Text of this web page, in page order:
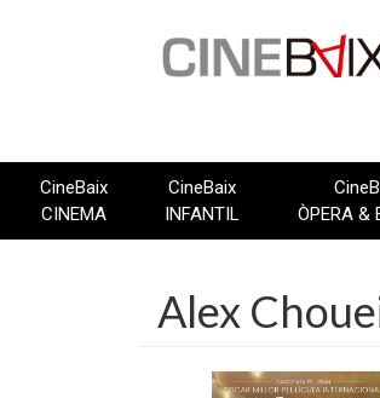
CineBaix
CINEMA
CineBaix
INFANTIL
ÒPERA &
Alex